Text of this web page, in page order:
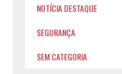
NOTÍCIA DESTAQUE
SEGURANÇA
SEM CATEGORIA